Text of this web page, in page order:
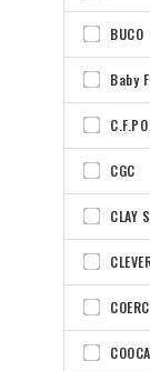
BUCO
Baby
CGC
CLAY